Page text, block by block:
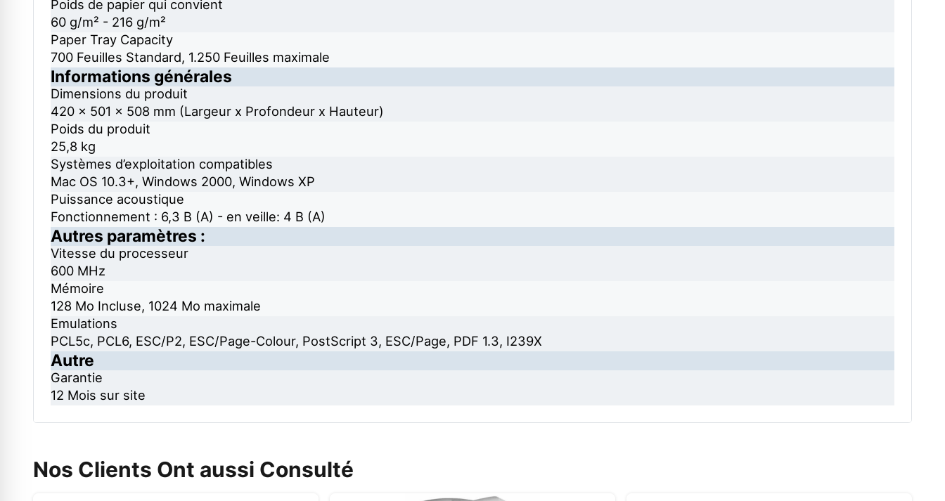
Poids de papier qui convient
60 g/m² - 216 g/m²
Paper Tray Capacity
700 Feuilles Standard, 1.250 Feuilles maximale
Informations générales
Dimensions du produit
420‎ x 501 x 508 mm (Largeur x Profondeur x Hauteur)
Poids du produit
25,8 kg
Systèmes d’exploitation compatibles
Mac OS 10.3+, Windows 2000, Windows XP
Puissance acoustique
Fonctionnement : 6,3 B (A) - en veille: 4 B (A)
Autres paramètres :
Vitesse du processeur
600 MHz
Mémoire
128 Mo Incluse, 1024 Mo maximale
Emulations
PCL5c, PCL6, ESC/P2, ESC/Page-Colour, PostScript 3, ESC/Page, PDF 1.3, I239X
Autre
Garantie
12 Mois sur site
Nos Clients Ont aussi Consulté